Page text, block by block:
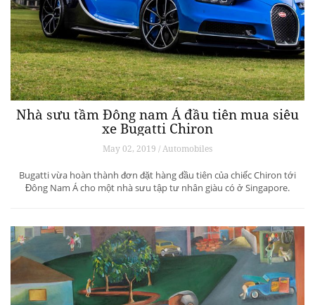
Nhà sưu tầm Đông nam Á đầu tiên mua siêu
xe Bugatti Chiron
May 02, 2019 / Automobiles
Bugatti vừa hoàn thành đơn đặt hàng đầu tiên của chiếc Chiron tới
Đông Nam Á cho một nhà sưu tập tư nhân giàu có ở Singapore.